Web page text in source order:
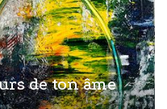
de ton âme